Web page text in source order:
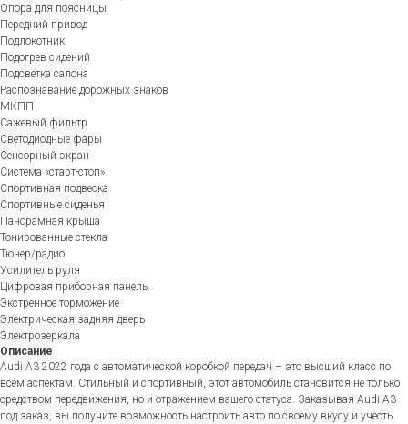
Опора для поясницы
Передний привод
Подлокотник
Подогрев сидений
Подсветка салона
Распознавание дорожных знаков
МКПП
Сажевый фильтр
Светодиодные фары
Сенсорный экран
Система «старт-стоп»
Спортивная подвеска
Спортивные сиденья
Панорамная крыша
Тонированные стекла
Тюнер/радио
Усилитель руля
Цифровая приборная панель
Экстренное торможение
Электрическая задняя дверь
Электрозеркала
Описание
Audi A3 2022 года с автоматической коробкой передач – это высший класс по
всем аспектам. Стильный и спортивный, этот автомобиль становится не только
средством передвижения, но и отражением вашего статуса. Заказывая Audi A3
под заказ, вы получите возможность настроить авто по своему вкусу и учесть